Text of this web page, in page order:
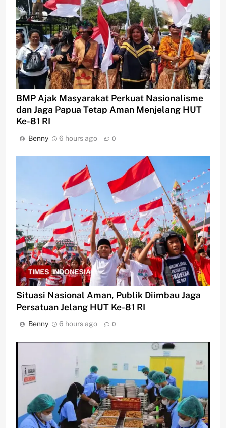
BMP Ajak Masyarakat Perkuat Nasionalisme
dan Jaga Papua Tetap Aman Menjelang HUT
Ke-81 RI
Benny 6 hours ago 0
Situasi Nasional Aman, Publik Diimbau Jaga
Persatuan Jelang HUT Ke-81 RI
Benny 6 hours ago 0